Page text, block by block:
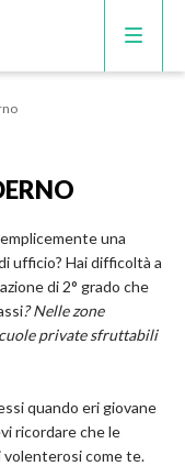
una
ufficio? Hai difficoltà a
di 2° grado che
? Nelle zone
private sfruttabili
quando eri giovane
ricordare che le
come te.